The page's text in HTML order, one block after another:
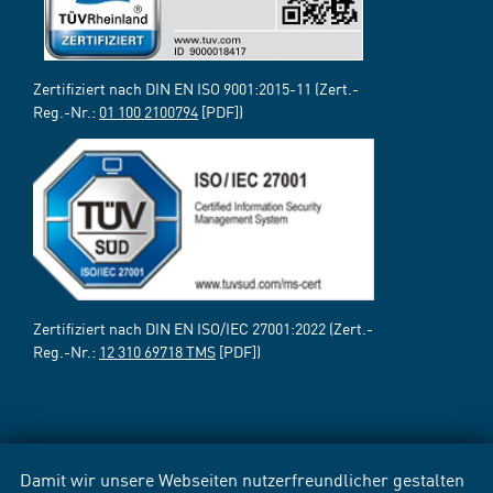
Damit wir unsere Webseiten nutzerfreundlicher gestalten
Zertifiziert nach DIN EN ISO 9001:2015-11 (Zert.-
Reg.-Nr.: 01 100 2100794 [PDF])
Zertifiziert nach DIN EN ISO/IEC 27001:2022 (Zert.-
Reg.-Nr.: 12 310 69718 TMS [PDF])